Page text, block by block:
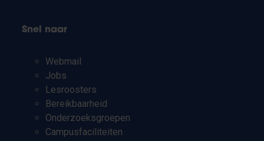
Snel naar
Webmail
Jobs
Lesroosters
Bereikbaarheid
Onderzoeksgroepen
Campusfaciliteiten